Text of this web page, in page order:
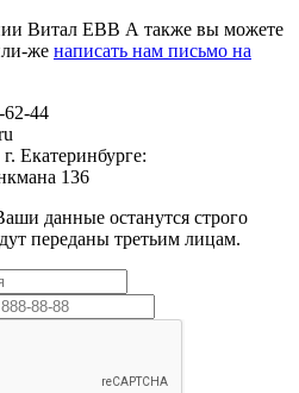
Витал ЕВВ А также вы можете
же написать нам письмо на
62-44
г. Екатеринбурге:
136
данные останутся строго
переданы третьим лицам.